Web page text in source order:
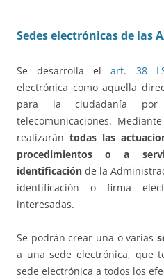
Sedes electrónicas de las
Se desarrolla elart. 38
electrónica como aquella
para la ciudadanía
telecomunicaciones.
realizarán todas las
procedimientos o a
identificación de la
identificación o firma
interesadas.
Se podrán crear una o varias
a una sede electrónica, que
sede electrónica a todos los